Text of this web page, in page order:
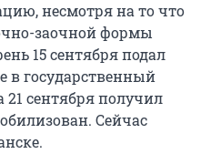
несмотря на то что
заочной формы
15 сентября подал
в государственный
21 сентября получил
Сейчас